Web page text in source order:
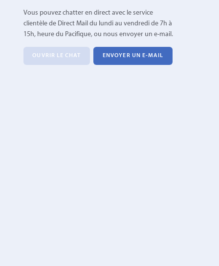
Vous pouvez chatter en direct avec le service
clientèle de Direct Mail du lundi au vendredi de 7h à
15h, heure du Pacifique, ou nous envoyer un e-mail.
OUVRIR LE CHAT ENVOYER UN E-MAIL